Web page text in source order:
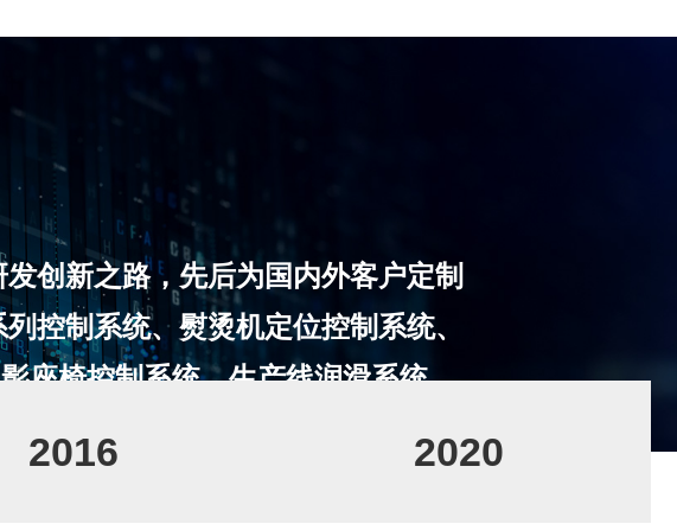
创新之路，先后为国内外客户定制
控制系统、熨烫机定位控制系统、
座椅控制系统。生产线润滑系统。
2016 2020